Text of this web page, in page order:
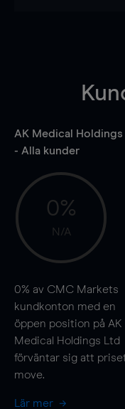
AK Medical Holdings
- Alla kunder
0%
N/A
0% av CMC Markets
kundkonton med en
öppen position på AK
Medical Holdings Ltd
förväntar sig att
move.
Lär mer